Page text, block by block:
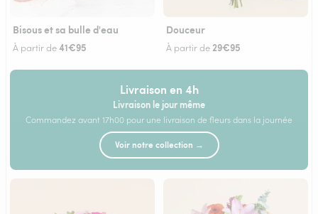
Bisous et sa bulle d'eau
À partir de41€95
Douceur
À partir de 29€95
Livraison en 4h
Livraison le jour même
Commandez avant 17h00 pour une livraison de fleurs dans la journée
Voir notre collection →